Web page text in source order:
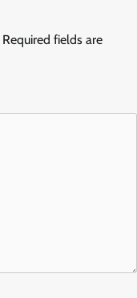
Required fields are